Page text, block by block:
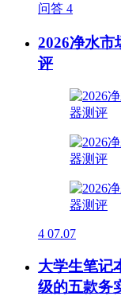
问答 4
2026净水市
评
4 07.07
大学生笔
级的五款务